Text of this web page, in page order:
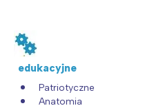
edukacyjne
Patriotyczne
Anatomia